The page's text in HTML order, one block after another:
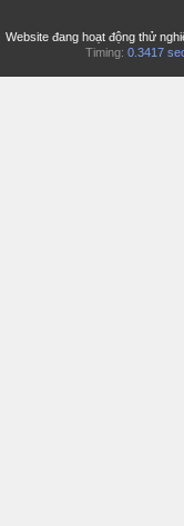
Website đang hoạt động thử
Timing: 0.3417